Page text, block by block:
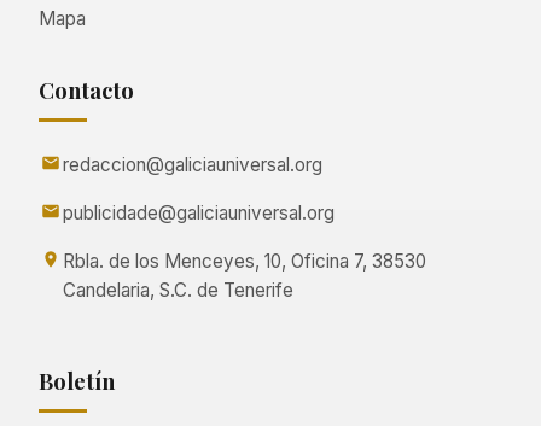
Mapa
Contacto
redaccion@galiciauniversal.org
publicidade@galiciauniversal.org
Rbla. de los Menceyes, 10, Oficina 7, 38530
Candelaria, S.C. de Tenerife
Boletín